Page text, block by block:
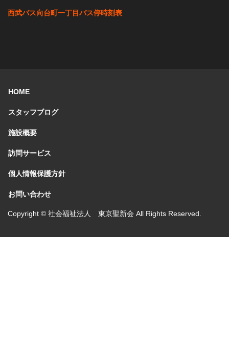
西武バス向台町一丁目バス停時刻表
HOME
スタッフブログ
施設概要
訪問サービス
個人情報保護方針
お問い合わせ
Copyright © 社会福祉法人 東京聖新会 All Rights Reserved.